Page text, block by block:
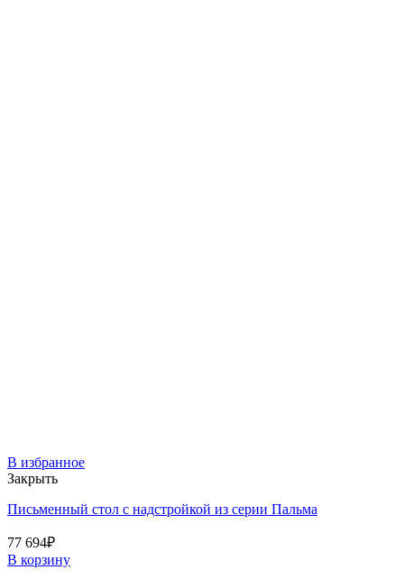
В избранное
Закрыть
Письменный стол с надстройкой из серии Пальма
77 694₽
В корзину